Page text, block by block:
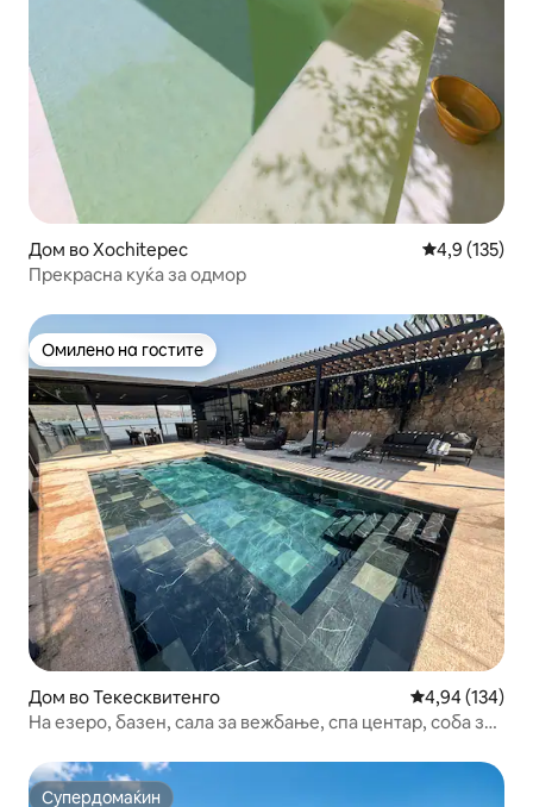
Дом во Xochitepec Просечна
4,9 (135)
Прекрасна куќа за одмор
Омилено на гостите
Омилено на гостите
Дом во Текесквитенго Просечна
4,94 (134)
На езеро, базен, сала за вежбање, спа центар, соба за
Супердомаќин